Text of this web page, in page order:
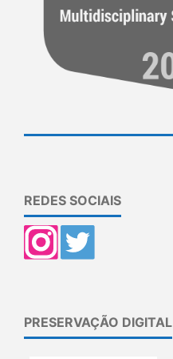
REDES SOCIAIS
PRESERVAÇÃO DIGITAL